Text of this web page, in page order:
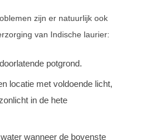
zijn er natuurlijk ook
van Indische laurier:
potgrond.
locatie met voldoende licht,
in de hete
wanneer de bovenste